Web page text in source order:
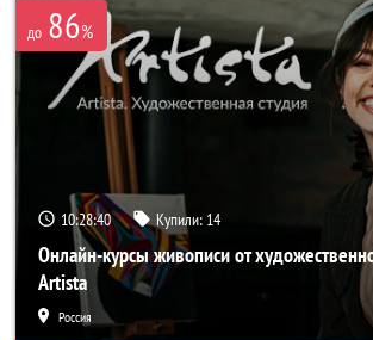
до 86%
10:28:37 Купили: 14
Онлайн-курсы живописи от
Artista
Россия